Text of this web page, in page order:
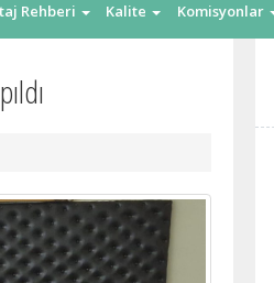
Rehberi Kalite Komisyonlar